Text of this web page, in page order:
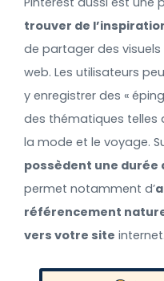
trouver de
de partager des
web. Les utilisateurs
y enregistrer des «
des thématiques telles
la mode et le voyage.
possèdent une durée
permet notamment d’
référencement
vers votre site internet.